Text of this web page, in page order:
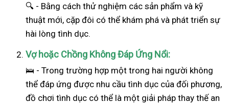
🔍 - Bằng cách thử nghiệm các sản phẩm và kỹ
thuật mới, cặp đôi có thể khám phá và phát triển sự
hài lòng tình dục.
Vợ hoặc Chồng Không Đáp Ứng Nổi:
🛌 - Trong trường hợp một trong hai người không
thể đáp ứng được nhu cầu tình dục của đối phương,
đồ chơi tình dục có thể là một giải pháp thay thế an